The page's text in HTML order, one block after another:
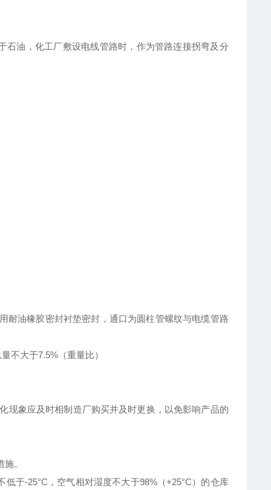
石油，化工厂敷设电线管路时，作为管路连接拐弯及分
耐油橡胶密封衬垫密封，通口为圆柱管螺纹与电缆管路
不大于7.5%（重量比）
现象应及时相制造厂购买并及时更换，以免影响产品的
。
于-25°C，空气相对湿度不大于98%（+25°C）的仓库